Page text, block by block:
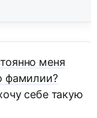
меня
фамилии?
себе такую